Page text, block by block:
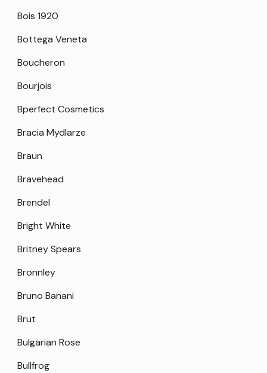
Bois 1920
Bottega Veneta
Boucheron
Bourjois
Bperfect Cosmetics
Bracia Mydlarze
Braun
Bravehead
Brendel
Bright White
Britney Spears
Bronnley
Bruno Banani
Brut
Bulgarian Rose
Bullfrog